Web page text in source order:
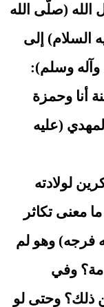
(صلّى الله
السلام) إلى
وآله وسلم):
أنا وحمزة
(عليه
لولادته
معنى تكاثر
فرجه) وهو لم
وفي
ذلك؟ وحتى لو